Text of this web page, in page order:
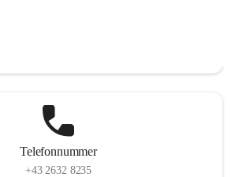
Telefonnummer
+43 2632 8235